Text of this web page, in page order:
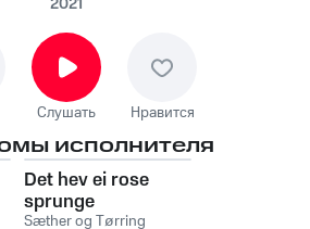
- Det hev
sprunge
2021
Слушать Нравится
исполнителя
Det hev ei rose
sprunge
Sæther og Tørring